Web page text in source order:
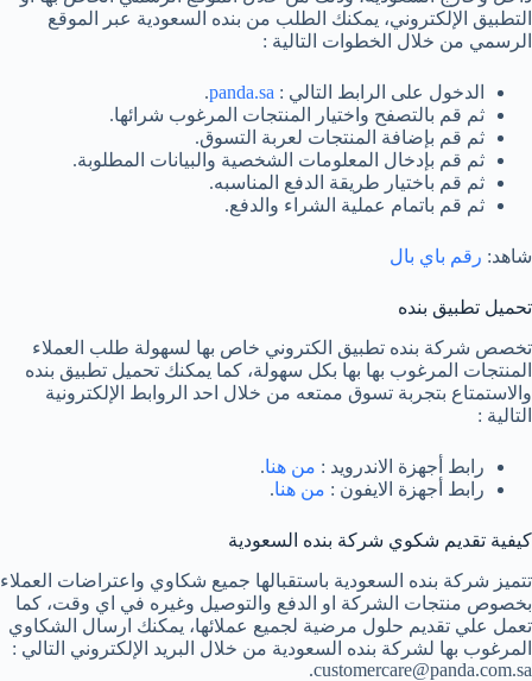
التطبيق الإلكتروني، يمكنك الطلب من بنده السعودية عبر الموقع
الرسمي من خلال الخطوات التالية :
الدخول على الرابط التالي : panda.sa
.
ثم قم بالتصفح واختيار المنتجات المرغوب شرائها.
ثم قم بإضافة المنتجات لعربة التسوق.
ثم قم بإدخال المعلومات الشخصية والبيانات المطلوبة.
ثم قم باختيار طريقة الدفع المناسبه.
ثم قم باتمام عملية الشراء والدفع.
شاهد: رقم باي بال
تحميل تطبيق بنده
تخصص شركة بنده تطبيق الكتروني خاص بها لسهولة طلب العملاء
المنتجات المرغوب بها بها بكل سهولة، كما يمكنك تحميل تطبيق بنده
والاستمتاع بتجربة تسوق ممتعه من خلال احد الروابط الإلكترونية
التالية :
رابط أجهزة الاندرويد : من هنا.
رابط أجهزة الايفون : من هنا.
كيفية تقديم شكوي شركة بنده السعودية
تتميز شركة بنده السعودية باستقبالها جميع شكاوي واعتراضات العملاء
بخصوص منتجات الشركة او الدفع والتوصيل وغيره في اي وقت، كما
تعمل علي تقديم حلول مرضية لجميع عملائها، يمكنك ارسال الشكاوي
المرغوب بها لشركة بنده السعودية من خلال البريد الإلكتروني التالي :
customercare@panda.com.sa.